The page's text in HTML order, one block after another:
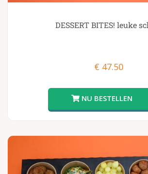
DESSERT BITES! leuke
€ 47.50